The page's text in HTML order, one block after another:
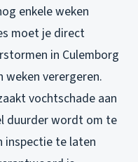
enkele weken
moet je direct
in Culemborg
weken verergeren.
vochtschade aan
duurder wordt om te
inspectie te laten